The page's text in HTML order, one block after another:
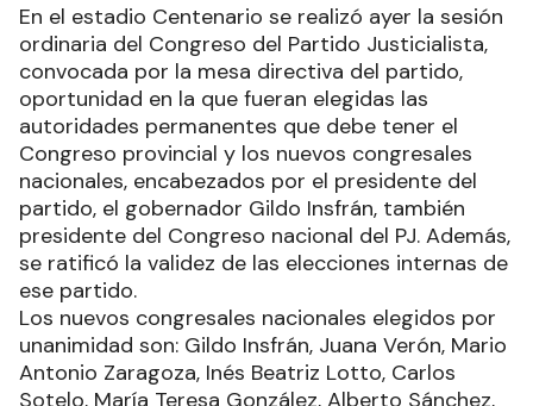
En el estadio Centenario se realizó ayer la sesión
ordinaria del Congreso del Partido Justicialista,
convocada por la mesa directiva del partido,
oportunidad en la que fueran elegidas las
autoridades permanentes que debe tener el
Congreso provincial y los nuevos congresales
nacionales, encabezados por el presidente del
partido, el gobernador Gildo Insfrán, también
presidente del Congreso nacional del PJ. Además,
se ratificó la validez de las elecciones internas de
ese partido.
Los nuevos congresales nacionales elegidos por
unanimidad son: Gildo Insfrán, Juana Verón, Mario
Antonio Zaragoza, Inés Beatriz Lotto, Carlos
Sotelo, María Teresa González, Alberto Sánchez,